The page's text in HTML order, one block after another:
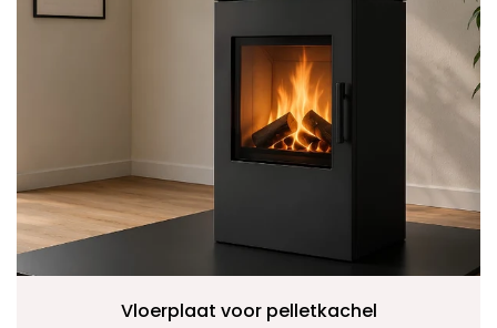
Vloerplaat voor pelletkachel